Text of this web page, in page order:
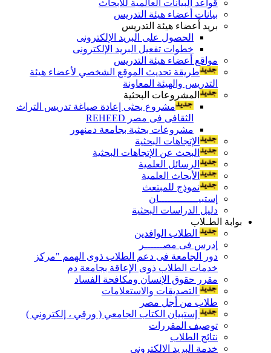
قواعد البيانات العالمية للأبحاث
بيانات أعضاء هيئة التدريس
بريد أعضاء هيئة التدريس
الحصول على البريد الإلكترونى
خطوات تفعيل البريد الإلكترونى
مواقع أعضاء هيئة التدريس
طريقة تحديث الموقع الشخصي لأعضاء هيئة
التدريس والهيئة المعاونة
المشروعات البحثية
مشروع بحثى إعادة صياغة تدريس التراث
الثقافى فى مصر REHEED
مشروعات بحثية بجامعة دمنهور
الإتجاهات البحثية
البحث عن الإتجاهات البحثية
الرسائل العلمية
الأبحاث العلمية
نموذج للمبتعث
إستبيـــــــــــــان
دليل الدراسات البحثية
بوابة الطـلاب
الطلاب الوافدين
إدرس فى مصــــــر
دور الجامعة فى دعم الطلاب ذوى الهمم "مركز
خدمات الطلاب ذوى الإعاقة بجامعة دم
مقرر حقوق الإنسان ومكافحة الفساد
التصديقات والاستعلامات
طلاب من أجل مصر
إستبيان الكتاب الجامعي ( ورقي ، إلكتروني )
توصيف المقررات
نتائج الطلاب
خدمة البريد الالكترونى